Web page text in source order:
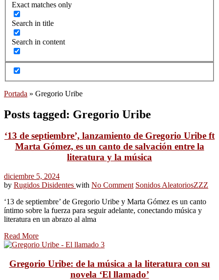
Exact matches only
Search in title
Search in content
Portada » Gregorio Uribe
Posts tagged: Gregorio Uribe
‘13 de septiembre’, lanzamiento de Gregorio Uribe ft
Marta Gómez, es un canto de salvación entre la
literatura y la música
diciembre 5, 2024
by Rugidos Disidentes with No Comment Sonidos AleatoriosZZZ
‘13 de septiembre’ de Gregorio Uribe y Marta Gómez es un canto
íntimo sobre la fuerza para seguir adelante, conectando música y
literatura en un abrazo al alma
Read More
Gregorio Uribe: de la música a la literatura con su
novela ‘El llamado’